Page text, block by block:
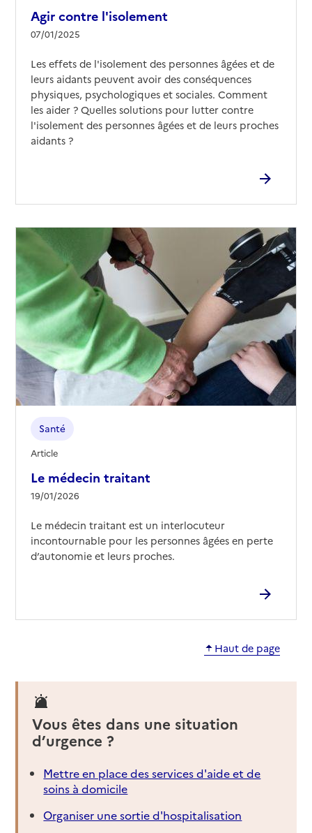
Agir contre l'isolement
07/01/2025
Les effets de l'isolement des personnes âgées et de
leurs aidants peuvent avoir des conséquences
physiques, psychologiques et sociales. Comment
les aider ? Quelles solutions pour lutter contre
l'isolement des personnes âgées et de leurs proches
aidants ?
Le médecin traitant
19/01/2026
Santé
Article
Le médecin traitant est un interlocuteur
incontournable pour les personnes âgées en perte
d’autonomie et leurs proches.
Haut de page
Vous êtes dans une situation
d’urgence ?
Mettre en place des services d'aide et de
soins à domicile
Organiser une sortie d'hospitalisation